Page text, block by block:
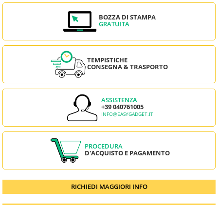
BOZZA DI STAMPA
GRATUITA
TEMPISTICHE
CONSEGNA & TRASPORTO
ASSISTENZA
+39 040761005
INFO@EASYGADGET.IT
PROCEDURA
D'ACQUISTO E PAGAMENTO
RICHIEDI MAGGIORI INFO